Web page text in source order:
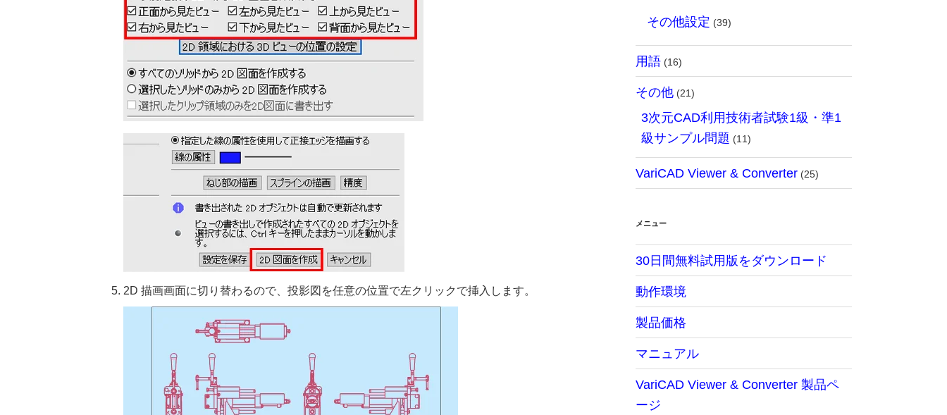
2D 描画画面に切り替わるので、投影図を任意の位置で左クリックで挿入します。
その他設定 (39)
用語 (16)
その他 (21)
3次元CAD利用技術者試験1級・準1
級サンプル問題 (11)
VariCAD Viewer & Converter (25)
メニュー
30日間無料試用版をダウンロード
動作環境
製品価格
マニュアル
VariCAD Viewer & Converter 製品ペ
ージ